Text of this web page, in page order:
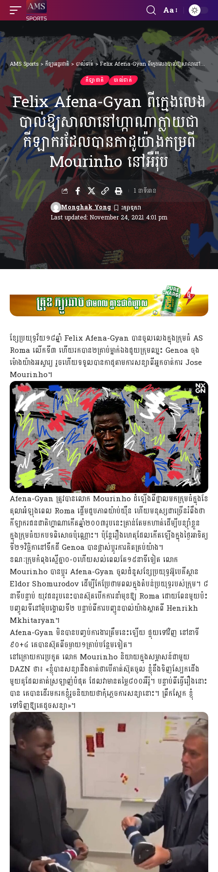
Font
Resizer
Aa
AMS Sports> កីឡាអន្តរជាតិ> បាល់ទាត់>Felix Afena-Gyan ពី​ក្មេង​លេង​បាល់​ឱ្យ​សាលា​នៅ​ហ្កាណា​ក្លាយ​ជា​កីឡាករ​ដែល​បាន​កាដូ​យ៉ាង​កម្រពី Mourinho នៅអឺរ៉ុប
កីឡាជាតិ បាល់ទាត់
Felix Afena-Gyan ពី​ក្មេង​លេង​
បាល់​ឱ្យ​សាលា​នៅ​ហ្កាណា​ក្លាយ​ជា​
កីឡាករ​ដែល​បាន​កាដូ​យ៉ាង​កម្រពី
Mourinho នៅអឺរ៉ុប
Last updated: November 24, 2021 4:01 pm
Monghak Yong
1 នាទីអាន
ខ្សែប្រយុទ្ធវ័យ១៨ឆ្នាំ Felix Afena-Gyan បាន​ចូលលេងក្នុងក្រុមធំ AS
Roma លើកទី៣ ហើយរក​បាន​២​គ្រាប់​ម្នាក់​ឯង​​ជួយ​ក្រុម​ឈ្នះ Genoa ចុង
ម៉ោង​​​យ៉ាង​អស្ចារ្យ រួច​ហើយ​​ទទួល​បាន​កាដូ​តាម​ការ​សន្យា​ពី​អ្នកចាត់ការ Jose
Mourinho​។
Afena-Gyan ​ត្រូវ​បាន​លោក Mourinho ដំឡើង​ពី​ថ្នាល​មក​ក្រុមធំ​ក្នុង​ខែ​
តុលា​អំឡុង​ពេល​ Roma ផ្ដើម​ជួប​ភាពយ៉ាប់យ៉ឺន ហើយ​មនុស្ស​ជា​ច្រើន​រំពឹង​ថា​
កីឡាករ​ជនជាតិ​ហ្គាណា​​កើត​ឆ្នាំ​២០០៣​រូបនេះ​គ្រាន់​តែ​មក​ហាត់​ដើម្បី​បន្ស៊ាំ​ខ្លួន​
ក្នុង​ក្រុម​ធំ​យក​បទ​ពិសោធ​ប៉ុណ្ណោះ​។ ប៉ុន្តែ​រឿង​ហេតុ​ដែល​កើត​ឡើងក្នុង​ថ្ងៃ​អាទិត្យ​
ទី​២១​វិច្ឆិកា​នៅ​ទឹកដី Genoa ​បាន​ផ្លាស់​ប្ដូរ​ការ​គិត​គ្រប់យ៉ាង​។
ខណៈ​ក្រុម​កំពុ​ង​ស្មើ​គ្នា​០-០​ហើយ​​សល់​ពេល​តែ​១៥​នាទីទៀត លោក
Mourinho ​បាន​​ប្ដូរ Afena-Gyan ​ចូល​ជំនួស​ខ្សែ​ប្រយុទ្ធ​អ៊ូបេគីស្ថាន
Eldor Shomurodov ដើម្បី​កែប្រែ​ថាមពល​ក្នុង​តំបន់​ប្រយុទ្ធ​របស់ក្រុម​។ ៨​
នាទី​បន្ទាប់ យុវជន​រូបនេះ​បាន​​ស៊ុត​បើក​ការ​នាំ​មុខ​ឱ្យ Roma ដោយ​ពែន​មួយ​ប៉ះ​
បញ្ចូល​ទី​នៅ​មុំ​បង្គោល​ទី​២ បន្ទាប់​ពី​​ការ​បញ្ជូន​បាល់​យ៉ាង​ស្អាត​ពី Henrikh
Mkhitaryan។
Afena-Gyan មិន​បាន​បញ្ចប់​ការងារ​ត្រឹម​នេះ​ឡើយ ផ្ទុយ​ទៅ​វិញ នៅ​នាទី​
៩០+៤ គេ​បាន​ស៊ុត​ពី​ចម្ងាយ​១​គ្រាប់​បន្ថែម​ទៀត​។
នៅ​ក្រោយ​ការ​ប្រកួត លោក Mourinho ​និយាយ​​ក្នុង​សម្ភាសន៍​ជាមួយ
DAZN ​ថា​៖ «ខ្ញុំ​បាន​សន្យា​នឹង​គាត់​ថា​បើ​គាត់​ស៊ុត​ចូល ខ្ញុំ​នឹង​ទិញ​ស្បែក​ជើង​
មួយ​គូ​ដែល​គាត់​ស្រឡាញ់​បំផុត ដែល​វាមាន​តម្លៃ​៨០០​អឺរ៉ូ​។ បន្ទាប់​ពី​ធ្វើ​រឿងនោះ​
បាន គេ​បាន​ដើរ​មករក​ខ្ញុំ​រួច​និយាយ​ថា​កុំភ្លេច​ការ​សន្យា​នោះ​។ ព្រឹកស្អែក ខ្ញុំ
ទៅទិញ​ឱ្យ​គេ​ដូច​សន្យា»។